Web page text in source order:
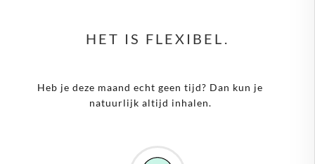
HET IS FLEXIBEL.
Heb je deze maand echt geen tijd? Dan kun je
natuurlijk altijd inhalen.